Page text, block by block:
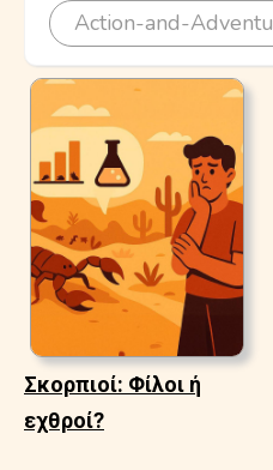
Action-and-
Σκορπιοί: Φίλοι ή
εχθροί?